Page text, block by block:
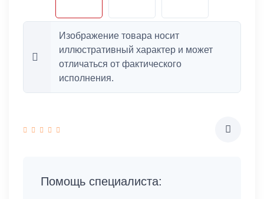
Изображение товара носит
иллюстративный характер и может
отличаться от фактического
исполнения.
Помощь специалиста: